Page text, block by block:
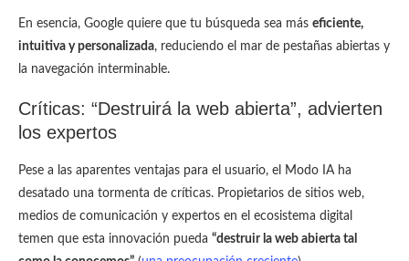
En esencia, Google quiere que tu búsqueda sea más eficiente,
intuitiva y personalizada, reduciendo el mar de pestañas abiertas y
la navegación interminable.
Críticas: “Destruirá la web abierta”, advierten
los expertos
Pese a las aparentes ventajas para el usuario, el Modo IA ha
desatado una tormenta de críticas. Propietarios de sitios web,
medios de comunicación y expertos en el ecosistema digital
temen que esta innovación pueda “destruir la web abierta tal